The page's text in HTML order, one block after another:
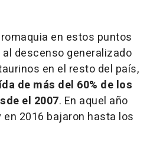
en estos puntos
descenso generalizado
en el resto del país,
de más del 60% de los
el 2007. En aquel año
2016 bajaron hasta los